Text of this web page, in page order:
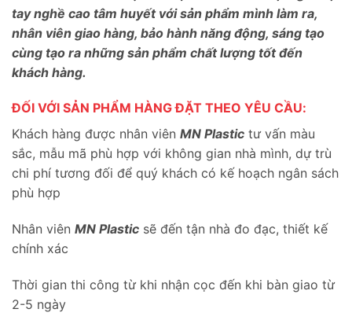
tay nghề cao tâm huyết với sản phẩm mình làm ra,
nhân viên giao hàng, bảo hành năng động, sáng tạo
cùng tạo ra những sản phẩm chất lượng tốt đến
khách hàng.
ĐỐI VỚI SẢN PHẨM HÀNG ĐẶT THEO YÊU CẦU:
Khách hàng được nhân viên MN Plastic tư vấn màu
sắc, mẫu mã phù hợp với không gian nhà mình, dự trù
chi phí tương đối để quý khách có kế hoạch ngân sách
phù hợp
Nhân viên MN Plastic sẽ đến tận nhà đo đạc, thiết kế
chính xác
Thời gian thi công từ khi nhận cọc đến khi bàn giao từ
2-5 ngày